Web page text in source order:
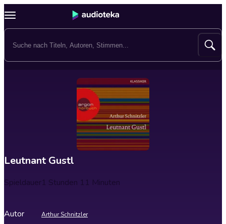
Leutnant Gustl
Spieldauer1 Stunden 11 Minuten
Autor Arthur Schnitzler